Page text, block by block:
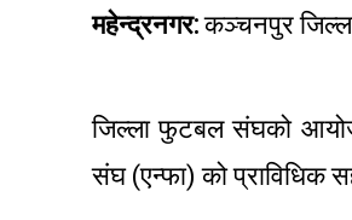
महेन्द्रनगर:कञ्चनपुर
जिल्ला फुटबल संघको
संघ (एन्फा) को प्राविधिक